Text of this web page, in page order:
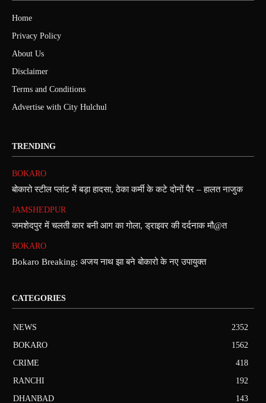
Home
Privacy Policy
About Us
Disclaimer
Terms and Conditions
Advertise with City Hulchul
TRENDING
BOKARO
बोकारो स्टील प्लांट में बड़ा हादसा, ठेका कर्मी के कटे दोनों पैर – हालत नाजुक
JAMSHEDPUR
जमशेदपुर में चलती कार बनी आग का गोला, ड्राइवर की दर्दनाक मौ@त
BOKARO
Bokaro Breaking: अजय नाथ झा बने बोकारो के नए उपायुक्त
CATEGORIES
NEWS
2352
BOKARO
1562
CRIME
418
RANCHI
192
DHANBAD
143